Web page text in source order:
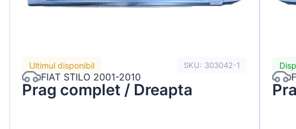
Tesla
Ultimul disponibil SKU: 303042-1
FIAT STILO 2001-2010
Prag complet / Dreapta